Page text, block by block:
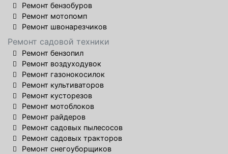
Ремонт бензобуров
Ремонт мотопомп
Ремонт швонарезчиков
Ремонт садовой техники
Ремонт бензопил
Ремонт воздуходувок
Ремонт газонокосилок
Ремонт культиваторов
Ремонт кусторезов
Ремонт мотоблоков
Ремонт райдеров
Ремонт садовых пылесосов
Ремонт садовых тракторов
Ремонт снегоуборщиков